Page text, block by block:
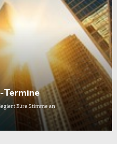
Termine
Eure Stimme an